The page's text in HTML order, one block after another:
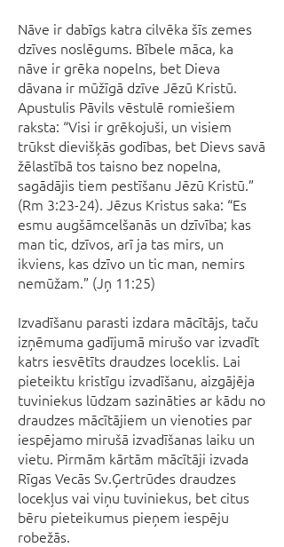
Nāve ir dabīgs katra cilvēka šīs zemes
dzīves noslēgums. Bībele māca, ka
nāve ir grēka nopelns, bet Dieva
dāvana ir mūžīgā dzīve Jēzū Kristū.
Apustulis Pāvils vēstulē romiešiem
raksta: “Visi ir grēkojuši, un visiem
trūkst dievišķās godības, bet Dievs savā
žēlastībā tos taisno bez nopelna,
sagādājis tiem pestīšanu Jēzū Kristū.”
(Rm 3:23-24). Jēzus Kristus saka: “Es
esmu augšāmcelšanās un dzīvība; kas
man tic, dzīvos, arī ja tas mirs, un
ikviens, kas dzīvo un tic man, nemirs
nemūžam.” (Jņ 11:25)
Izvadīšanu parasti izdara mācītājs, taču
izņēmuma gadījumā mirušo var izvadīt
katrs iesvētīts draudzes loceklis. Lai
pieteiktu kristīgu izvadīšanu, aizgājēja
tuviniekus lūdzam sazināties ar kādu no
draudzes mācītājiem un vienoties par
iespējamo mirušā izvadīšanas laiku un
vietu. Pirmām kārtām mācītāji izvada
Rīgas Vecās Sv.Ģertrūdes draudzes
locekļus vai viņu tuviniekus, bet citus
bēru pieteikumus pieņem iespēju
robežās.